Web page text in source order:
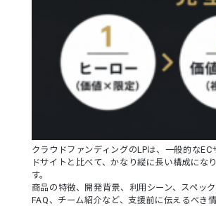
クラウドファンディングのLPは、一般的なEC
ドサイトと比べて、かなり縦に長い構成にな
す。
商品の特徴、開発背景、利用シーン、スペック
FAQ、チーム紹介など、支援前に伝えるべき